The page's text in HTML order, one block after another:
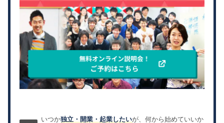
いつか独立・開業・起業したいが、何から始めていいか